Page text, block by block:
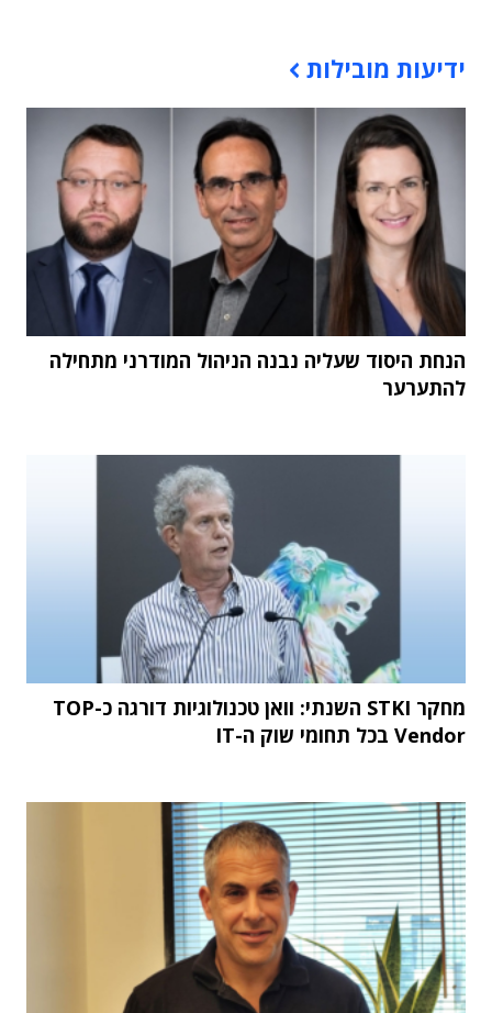
ידיעות מובילות
הנחת היסוד שעליה נבנה הניהול המודרני מתחילה
להתערער
מחקר STKI השנתי: וואן טכנולוגיות דורגה כ-TOP
Vendor בכל תחומי שוק ה-IT